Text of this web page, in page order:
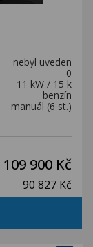
nebyl uveden
0
11 kW / 15 k
benzín
manuál (6 st.)
109 900 Kč
90 827 Kč